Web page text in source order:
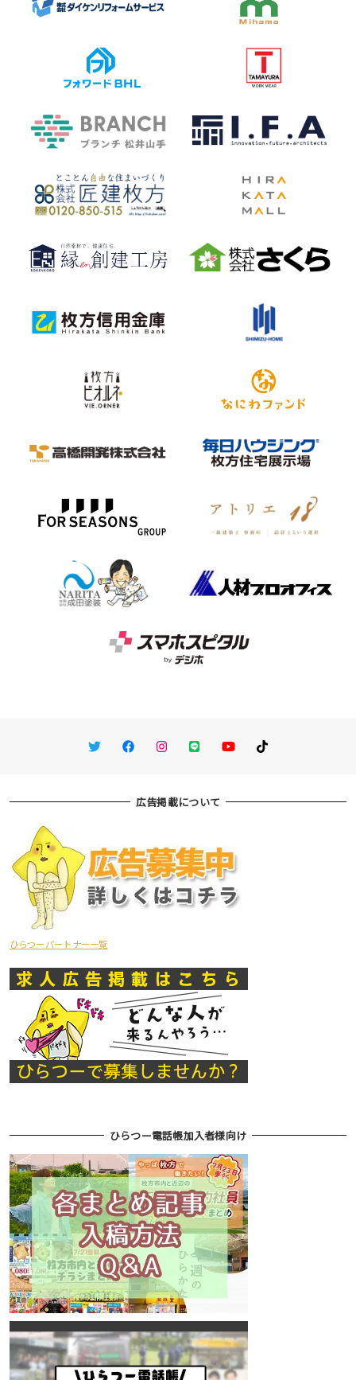
TwitterFacebookInstagram
LINE You TubeTikTok
広告掲載について
ひらつーパートナー一覧
ひらつー電話帳加入者様向け